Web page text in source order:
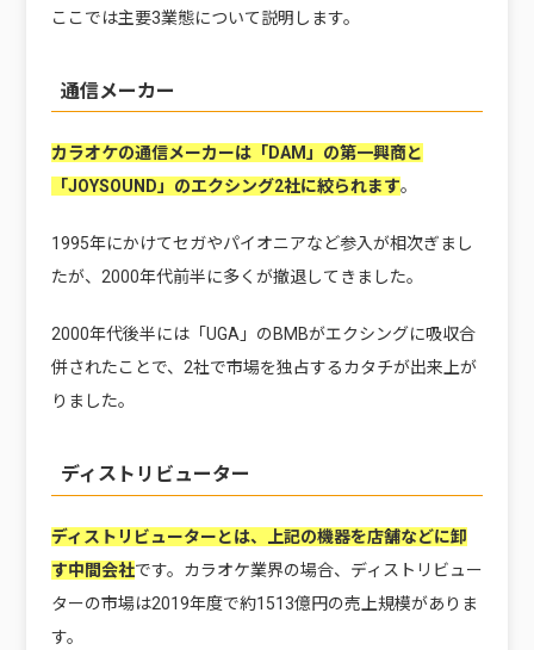
ここでは主要3業態について説明します。
通信メーカー
カラオケの通信メーカーは「DAM」の第一興商と
「JOYSOUND」のエクシング2社に絞られます。
1995年にかけてセガやパイオニアなど参入が相次ぎまし
たが、2000年代前半に多くが撤退してきました。
2000年代後半には「UGA」のBMBがエクシングに吸収合
併されたことで、2社で市場を独占するカタチが出来上が
りました。
ディストリビューター
ディストリビューターとは、上記の機器を店舗などに卸
す中間会社です。カラオケ業界の場合、ディストリビュー
ターの市場は2019年度で約1513億円の売上規模がありま
す。